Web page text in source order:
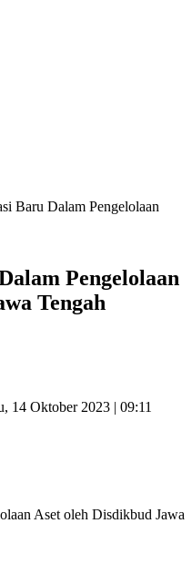
Baru Dalam Pengelolaan
Pengelolaan
Tengah
14 Oktober 2023 | 09:11
Aset oleh Disdikbud Jawa